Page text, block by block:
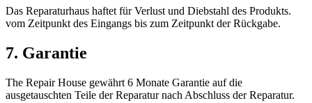
Das Reparaturhaus haftet für Verlust und Diebstahl des Produkts.
vom Zeitpunkt des Eingangs bis zum Zeitpunkt der Rückgabe.
7. Garantie
The Repair House gewährt 6 Monate Garantie auf die
ausgetauschten Teile der Reparatur nach Abschluss der Reparatur.